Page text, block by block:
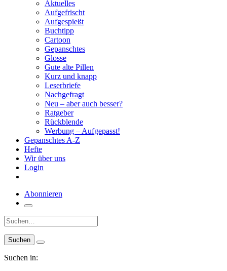
Aktuelles
Aufgefrischt
Aufgespießt
Buchtipp
Cartoon
Gepanschtes
Glosse
Gute alte Pillen
Kurz und knapp
Leserbriefe
Nachgefragt
Neu – aber auch besser?
Ratgeber
Rückblende
Werbung – Aufgepasst!
Gepanschtes A-Z
Hefte
Wir über uns
Login
Abonnieren
Suche:
Suchen in: